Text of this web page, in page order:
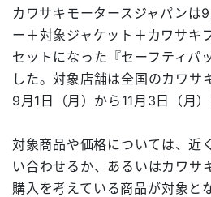
カワサキモータースジャパンは
ー＋対象ジャケット＋カワサキ
セットになった『セーフティパ
した。対象店舗は全国のカワサ
9月1日（月）から11月3日（月）
対象商品や価格については、近
い合わせるか、あるいはカワサ
購入を考えている商品が対象と